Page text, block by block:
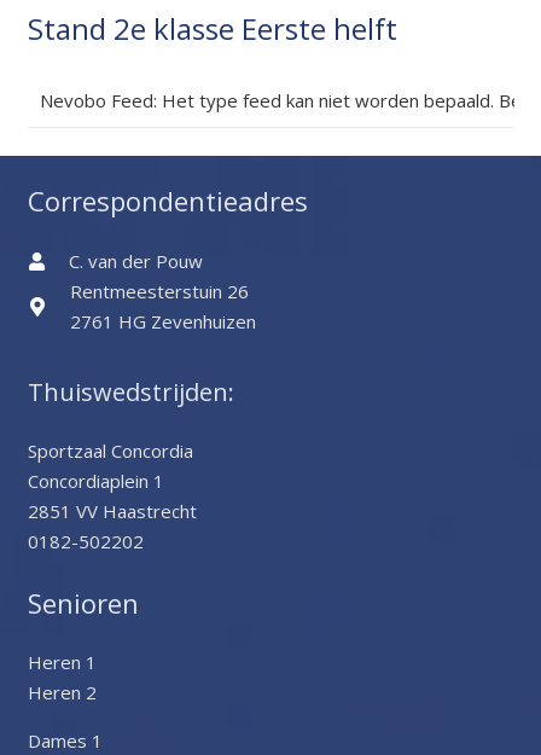
Stand 2e klasse Eerste helft
Nevobo Feed: Het type feed kan niet worden bepaald.
Correspondentieadres
C. van der Pouw
Rentmeesterstuin 26
2761 HG Zevenhuizen
Thuiswedstrijden:
Sportzaal Concordia
Concordiaplein 1
2851 VV Haastrecht
0182-502202
Senioren
Heren 1
Heren 2
Dames 1